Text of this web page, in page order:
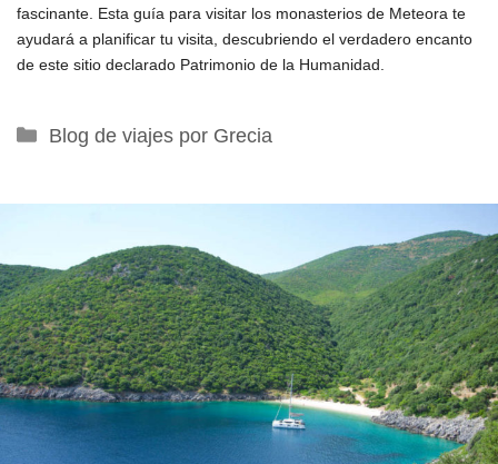
fascinante. Esta guía para visitar los monasterios de Meteora te
ayudará a planificar tu visita, descubriendo el verdadero encanto
de este sitio declarado Patrimonio de la Humanidad.
Categorías
Blog de viajes por Grecia